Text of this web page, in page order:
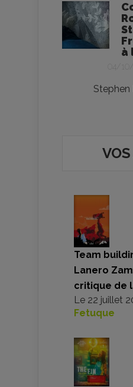
à
04/10/
Stephen
Team
Lanero
critique de
Le 22 juillet
Fetuque